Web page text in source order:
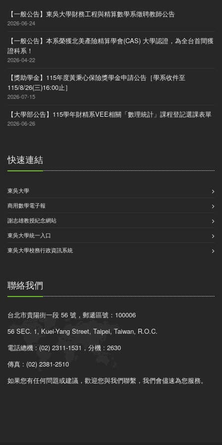
【一般公告】東吳大學財務工程與精算數學系徵聘教師公告
2026-06-24
【一般公告】本系榮獲北美產險精算學會(CAS) 大學認證，為全台首間獲
證科系！
2026-04-22
【獎助學金】115年度黃秉心保險獎學金申請公告［學系收件至
115/8/26(三)16:00止］
2026-07-15
【大學部公告】115學年財精系VEE相關「數理統計」課程登記選課表單
2026-06-26
快速連結
東吳大學
商用數學電子報
謝志雄教授紀念網站
東吳大學統一入口
東吳大學校務行政資訊系統
聯絡我們
台北市貴陽街一段 56 號，郵遞區號：100006
56 SEC. 1, Kuei-Yang Street, Taipei, Taiwan, R.O.C.
電話總機 : (02) 2311-1531，分機 : 2630
傳真 : (02) 2381-2510
如果您有任何問題或建議，歡迎您與我們聯繫，我們會儘速為您服務。